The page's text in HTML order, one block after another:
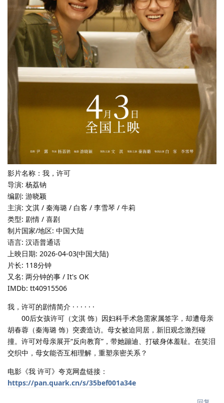
影片名称：我，许可
导演: 杨荔钠
编剧: 游晓颖
主演: 文淇 / 秦海璐 / 白客 / 李雪琴 / 牛莉
类型: 剧情 / 喜剧
制片国家/地区: 中国大陆
语言: 汉语普通话
上映日期: 2026-04-03(中国大陆)
片长: 118分钟
又名: 两分钟的事 / It's OK
IMDb: tt40915506
我，许可的剧情简介 · · · · · ·
00后女孩许可（文淇 饰）因妇科手术急需家属签字，却遭母亲
胡春蓉（秦海璐 饰）突袭造访。母女被迫同居，新旧观念激烈碰
撞。许可对母亲展开“反向教育”，带她蹦迪、打破身体羞耻。在笑泪
交织中，母女能否互相理解，重塑亲密关系？
电影《我 许可》夸克网盘链接：
https://pan.quark.cn/s/35bef001a34e